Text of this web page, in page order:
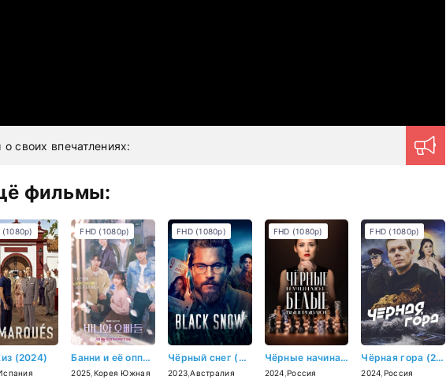
своих впечатлениях:
фильмы:
(2024)
(1080p)
Банни и её оппы / Зайка и её мальчики (2025)
2025 Корея Южная
FHD (1080p)
Чёрный снег (2023)
2023 ,Австралия
FHD (1080p)
Чёрные начинают – белые выигрывают (2024)
2024 ,Россия
FHD (1080p)
Чёрная гора (2024)
2024 Россия
FHD (1080p)